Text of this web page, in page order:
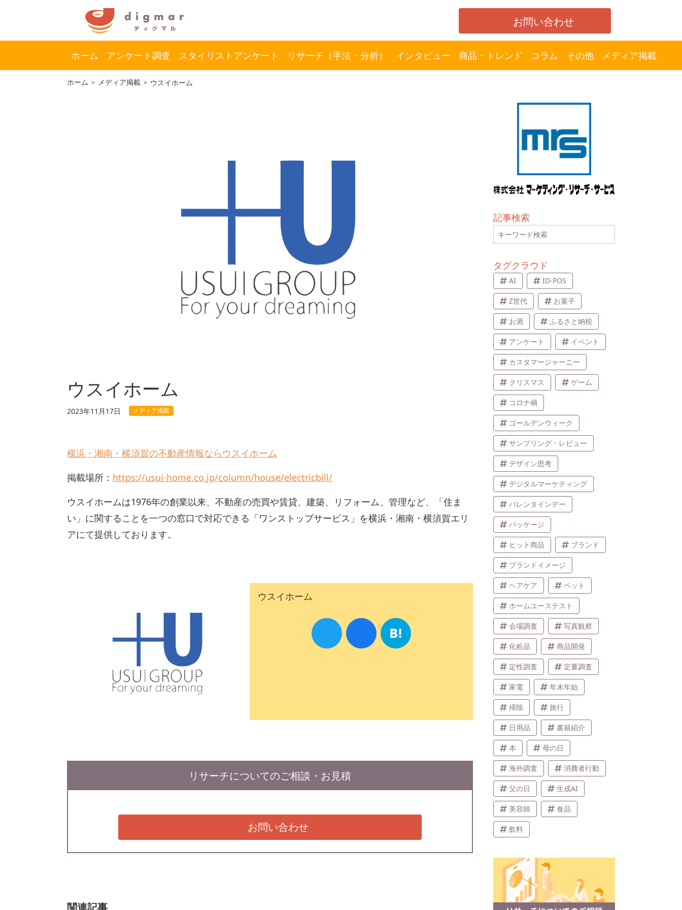
コ
ナ
お問い合わせ
ホーム アンケート調査 スタイリストアンケート リサーチ（手法・分析） インタビュー 商品・トレンド コラム その他 メディア掲載
ホーム メディア掲載 ウスイホーム
ウスイホーム
2023年11月17日 メディア掲載
横浜・湘南・横須賀の不動産情報ならウスイホーム
掲載場所： https://usui-home.co.jp/column/house/electricbill/
ウスイホームは1976年の創業以来、不動産の売買や賃貸、建築、リフォーム、管理など、「住ま
い」に関することを一つの窓口で対応できる「ワンストップサービス」を横浜・湘南・横須賀エリ
アにて提供しております。
ウスイホーム
リサーチについてのご相談・お見積
お問い合わせ
記事検索
タグクラウド
AI ID-POS
Z世代 お菓子
お酒 ふるさと納税
アンケート イベント
カスタマージャーニー
クリスマス ゲーム
コロナ禍
ゴールデンウィーク
サンプリング・レビュー
デザイン思考
デジタルマーケティング
バレンタインデー
パッケージ
ヒット商品 ブランド
ブランドイメージ
ヘアケア ペット
ホームユーステスト
会場調査 写真観察
化粧品 商品開発
定性調査 定量調査
家電 年末年始
掃除 旅行
日用品 書籍紹介
本 母の日
海外調査 消費者行動
父の日 生成AI
美容師 食品
飲料